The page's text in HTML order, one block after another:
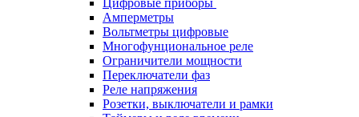
Цифровые приборы
Амперметры
Вольтметры цифровые
Многофунциональное реле
Ограничители мощности
Переключатели фаз
Реле напряжения
Розетки, выключатели и рамки